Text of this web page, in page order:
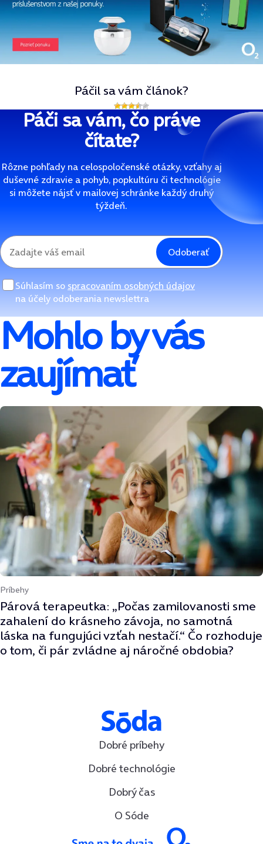
Páčil sa vám článok?
Páči sa vám, čo práve
čítate?
Rôzne pohľady na celospoločenské otázky, vzťahy aj
duševné zdravie a pohyb, popkultúru či technológie
si môžete nájsť v mailovej schránke každý druhý
týždeň.
Odoberať
Súhlasím so spracovaním osobných údajov
na účely odoberania newslettra
Mohlo by vás
zaujímať
Príbehy
Párová terapeutka: „Počas zamilovanosti sme
zahalení do krásneho závoja, no samotná
láska na fungujúci vzťah nestačí.“ Čo rozhoduje
o tom, či pár zvládne aj náročné obdobia?
Dobré príbehy
Dobré technológie
Dobrý čas
O Sóde